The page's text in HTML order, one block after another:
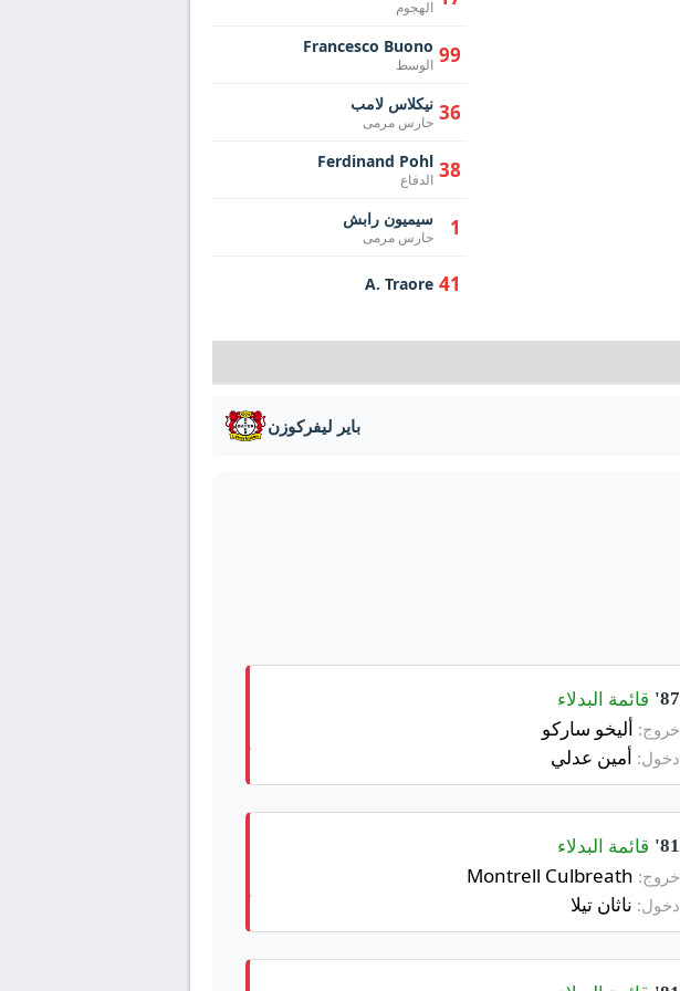
الهجوم
99
Francesco Buono
الوسط
36 نيكلاس لامب
حارس مرمى
38
Ferdinand Pohl
الدفاع
1 سيميون رابش
حارس مرمى
41
A. Traore
باير ليفركوزن
87' قائمة البدلاء
خروج: أليخو ساركو
دخول: أمين عدلي
81' قائمة البدلاء
خروج:
دخول: ناثان تيلا